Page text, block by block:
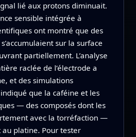
lié aux protons diminuait.
sensible intégrée à
ont montré que des
sur la surface
partiellement. L’analyse
raclée de l’électrode a
et des simulations
que la caféine et les
— des composés dont les
avec la torréfaction —
platine. Pour tester